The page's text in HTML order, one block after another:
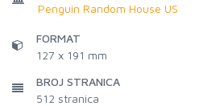
Penguin Random House US
FORMAT
127 x 191 mm
BROJ STRANICA
512 stranica